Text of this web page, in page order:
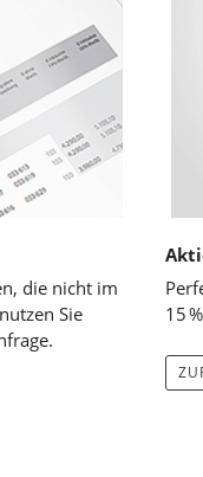
die nicht im
Sie
15